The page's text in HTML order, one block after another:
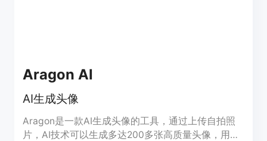
Aragon AI
AI生成头像
Aragon是一款AI生成头像的工具，通过上传自拍照
片，AI技术可以生成多达200多张高质量头像，用户